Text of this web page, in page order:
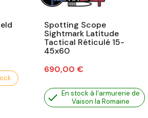
Spotting Scope
Sightmark Latitude
Tactical Réticulé 15-
45x60
Prix
690,00 €
 En stock à l'armurerie de
Vaison la Romaine